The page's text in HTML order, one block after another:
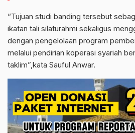
“Tujuan studi banding tersebut
ikatan tali silaturahmi sekaligus
dengan pengelolaan program
melalui pendirian koperasi syariah
taklim”,kata Sauful Anwar.